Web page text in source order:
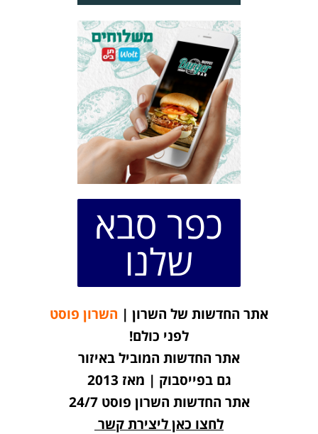
כפר סבא
שלנו
אתר החדשות של השרון | השרון פוסט
לפני כולם!
אתר החדשות המוביל באיזור
גם בפייסבוק | מאז 2013
אתר החדשות השרון פוסט 24/7
לחצו כאן ליצירת קשר